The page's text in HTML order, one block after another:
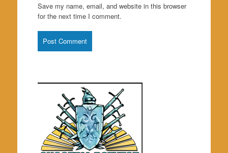
Save my name, email, and website in this browser
for the next time I comment.